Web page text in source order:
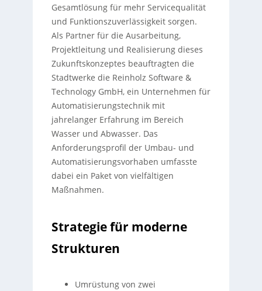
Gesamtlösung für mehr Servicequalität
und Funktionszuverlässigkeit sorgen.
Als Partner für die Ausarbeitung,
Projektleitung und Realisierung dieses
Zukunftskonzeptes beauftragten die
Stadtwerke die Reinholz Software &
Technology GmbH, ein Unternehmen für
Automatisierungstechnik mit
jahrelanger Erfahrung im Bereich
Wasser und Abwasser. Das
Anforderungsprofil der Umbau- und
Automatisierungsvorhaben umfasste
dabei ein Paket von vielfältigen
Maßnahmen.
Strategie für moderne
Strukturen
Umrüstung von zwei